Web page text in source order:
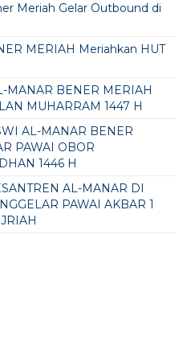
Meriah Gelar Outbound di
MERIAH Meriahkan HUT
MANAR BENER MERIAH
MUHARRAM 1447 H
AL-MANAR BENER
PAWAI OBOR
1446 H
AL-MANAR DI
PAWAI AKBAR 1